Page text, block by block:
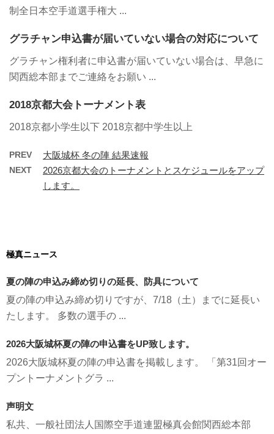
制全日本空手道選手権大 ...
グラチャン申込書が届いていない場合の対応について
グラチャン権利者に申込書が届いていない場合は、早急に
関西総本部までご連絡をお願い ...
2018京都大会トーナメント表
2018京都小学生以下 2018京都中学生以上
PREV 大阪城杯 冬の陣 結果速報
NEXT
2026京都大会のトーナメントとスケジュールをアップ
します。
極真ニュース
夏の陣の申込み締め切りの延長、防具について
夏の陣の申込み締め切りですが、7/18（土）までに延長い
たします。 多数の選手の ...
2026大阪城杯夏の陣の申込書をUP致します。
2026大阪城杯夏の陣の申込書を掲載します。 「第31回オー
プントーナメントグラ ...
声明文
私共、一般社団法人国際空手道連盟極真会館関西総本部